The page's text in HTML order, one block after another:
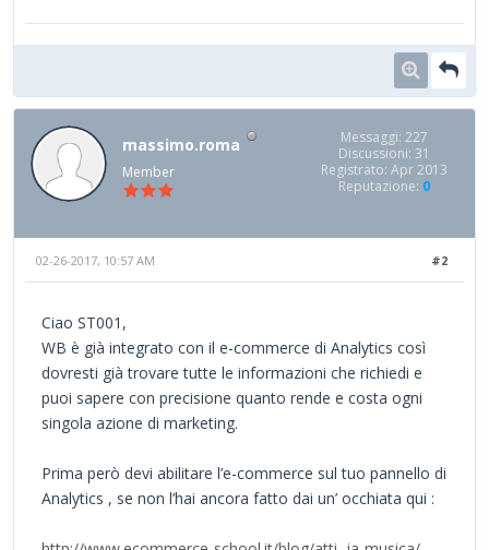
massimo.roma
Member
Messaggi: 227
Discussioni: 31
Registrato: Apr 2013
Reputazione: 0
#2
02-26-2017, 10:57 AM
Ciao ST001,
WB è già integrato con il e-commerce di Analytics così
dovresti già trovare tutte le informazioni che richiedi e
puoi sapere con precisione quanto rende e costa ogni
singola azione di marketing.
Prima però devi abilitare l’e-commerce sul tuo pannello di
Analytics , se non l’hai ancora fatto dai un’ occhiata qui :